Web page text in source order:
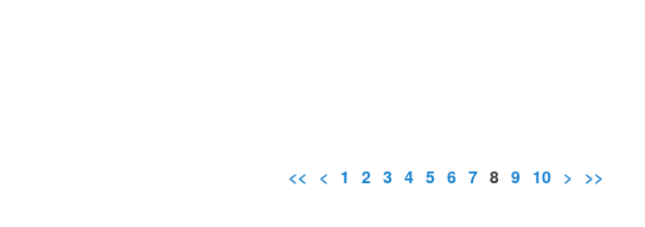
<< < 1 2 3 4 5 6 7 8 9 10 > >>